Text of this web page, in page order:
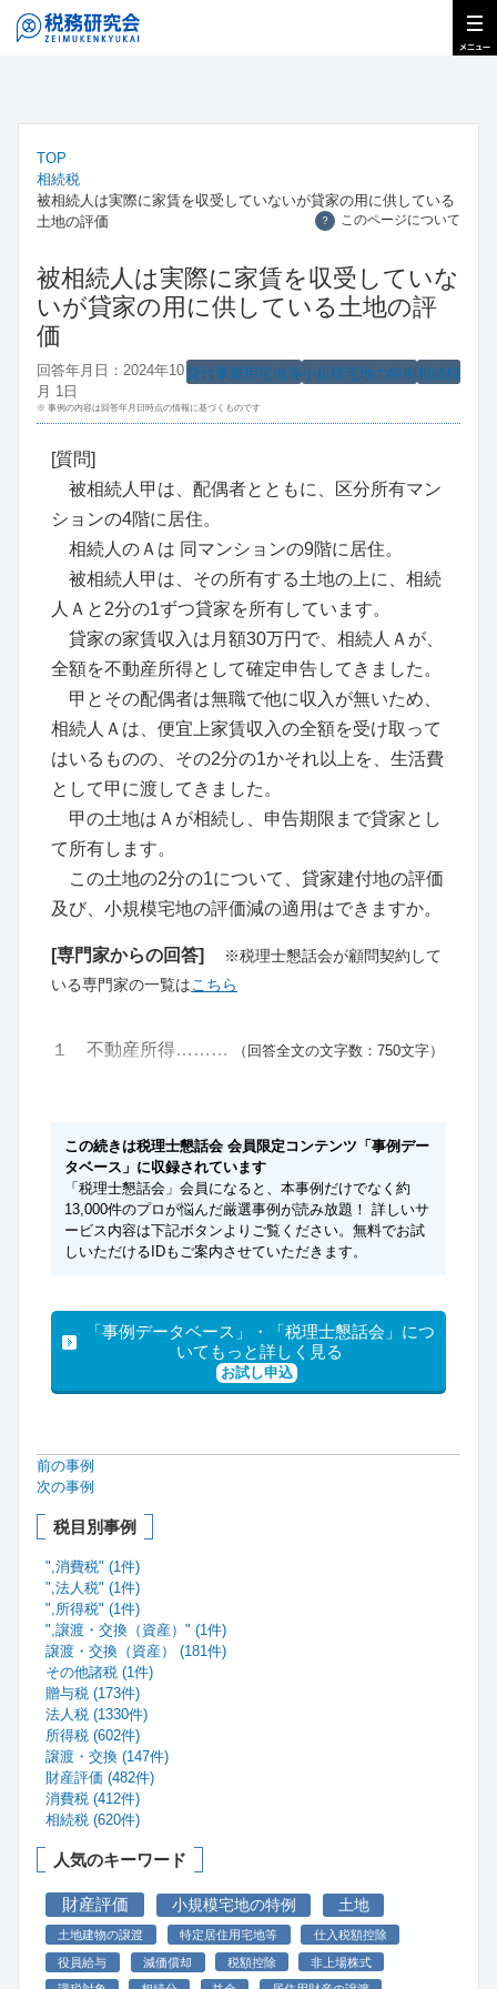
TOP
相続税
被相続人は実際に家賃を収受していないが貸家の用に供している
土地の評価
？ このページについて
被相続人は実際に家賃を収受していな
いが貸家の用に供している土地の評
価
相続税
小規模宅地の特例
貸付事業用宅地等
回答年月日：2024年10
月 1日
※ 事例の内容は回答年月日時点の情報に基づくものです
[質問]
被相続人甲は、配偶者とともに、区分所有マン
ションの4階に居住。
相続人のＡは 同マンションの9階に居住。
被相続人甲は、その所有する土地の上に、相続
人Ａと2分の1ずつ貸家を所有しています。
貸家の家賃収入は月額30万円で、相続人Ａが、
全額を不動産所得として確定申告してきました。
甲とその配偶者は無職で他に収入が無いため、
相続人Ａは、便宜上家賃収入の全額を受け取って
はいるものの、その2分の1かそれ以上を、生活費
として甲に渡してきました。
甲の土地はＡが相続し、申告期限まで貸家とし
て所有します。
この土地の2分の1について、貸家建付地の評価
及び、小規模宅地の評価減の適用はできますか。
[専門家からの回答]
※税理士懇話会が顧問契約して
いる専門家の一覧はこちら
１ 不動産所得……… （回答全文の文字数：750文字）
この続きは税理士懇話会 会員限定コンテンツ「事例デー
タベース」に収録されています
「税理士懇話会」会員になると、本事例だけでなく約
13,000件のプロが悩んだ厳選事例が読み放題！ 詳しいサ
ービス内容は下記ボタンよりご覧ください。無料でお試
しいただけるIDもご案内させていただきます。
「事例データベース」・「税理士懇話会」につ
いてもっと詳しく見る
お試し申込
前の事例
次の事例
税目別事例
",消費税" (1件)
",法人税" (1件)
",所得税" (1件)
",譲渡・交換（資産）" (1件)
譲渡・交換（資産） (181件)
その他諸税 (1件)
贈与税 (173件)
法人税 (1330件)
所得税 (602件)
譲渡・交換 (147件)
財産評価 (482件)
消費税 (412件)
相続税 (620件)
人気のキーワード
財産評価 小規模宅地の特例 土地
土地建物の譲渡 特定居住用宅地等 仕入税額控除
役員給与 減価償却 税額控除
非上場株式